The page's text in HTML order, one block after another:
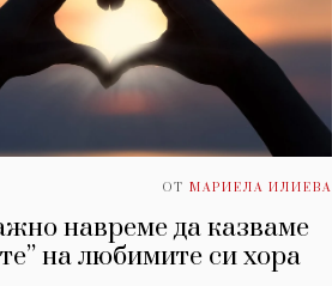
ОТ МАРИЕЛА ИЛИЕВА
навреме да казваме
на любимите си хора